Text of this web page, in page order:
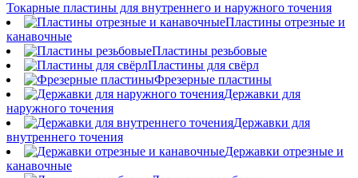
Токарные пластины для внутреннего и наружного точения
Пластины отрезные и
канавочные
Пластины резьбовые
Пластины для свёрл
Фрезерные пластины
Державки для
наружного точения
Державки для
внутреннего точения
Державки отрезные и
канавочные